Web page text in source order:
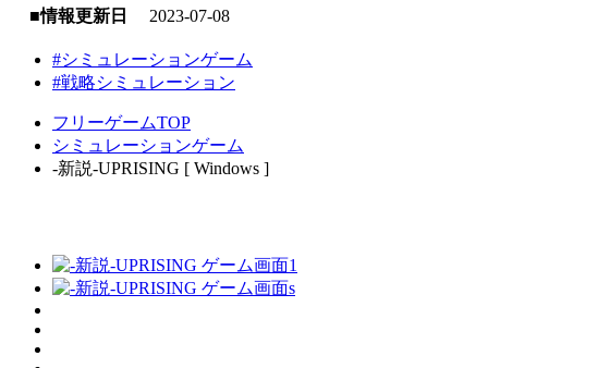
■情報更新日
2023-07-08
#シミュレーションゲーム
#戦略シミュレーション
フリーゲームTOP
シミュレーションゲーム
-新説-UPRISING [ Windows ]